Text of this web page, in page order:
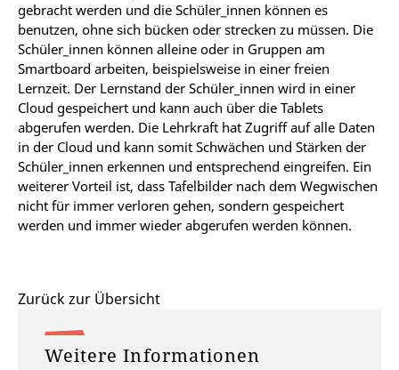
gebracht werden und die Schüler_innen können es
benutzen, ohne sich bücken oder strecken zu müssen. Die
Schüler_innen können alleine oder in Gruppen am
Smartboard arbeiten, beispielsweise in einer freien
Lernzeit. Der Lernstand der Schüler_innen wird in einer
Cloud gespeichert und kann auch über die Tablets
abgerufen werden. Die Lehrkraft hat Zugriff auf alle Daten
in der Cloud und kann somit Schwächen und Stärken der
Schüler_innen erkennen und entsprechend eingreifen. Ein
weiterer Vorteil ist, dass Tafelbilder nach dem Wegwischen
nicht für immer verloren gehen, sondern gespeichert
werden und immer wieder abgerufen werden können.
Zurück zur Übersicht
Weitere Informationen